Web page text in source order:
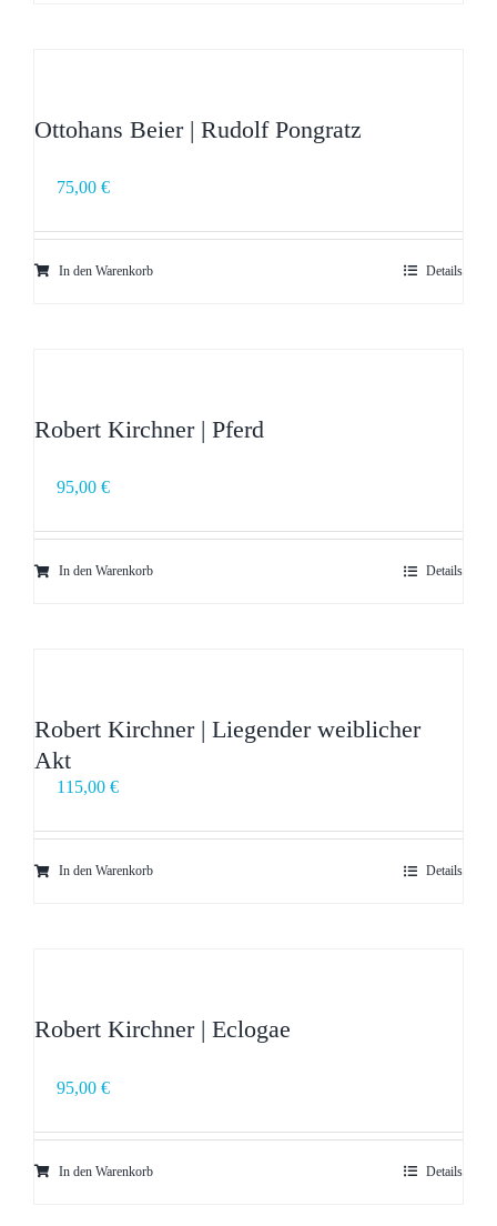
Ottohans Beier | Rudolf Pongratz
75,00 €
In den Warenkorb Details
Robert Kirchner | Pferd
95,00 €
In den Warenkorb Details
Robert Kirchner | Liegender weiblicher
Akt
115,00 €
In den Warenkorb Details
Robert Kirchner | Eclogae
95,00 €
In den Warenkorb Details